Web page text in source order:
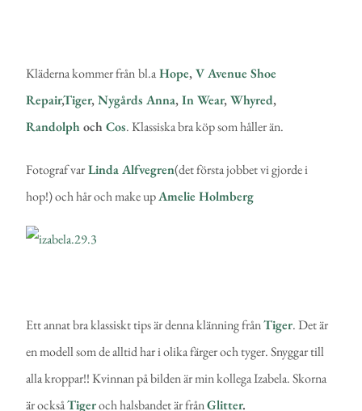
Kläderna kommer från bl.aHope,V Avenue Shoe
Repair,Tiger,Nygårds Anna,In Wear,Whyred,
RandolphochCos. Klassiska bra köp som håller än.
Fotograf varLinda Alfvegren(det första jobbet vi gjorde i
hop!) och hår och make upAmelie Holmberg
Ett annat bra klassiskt tips är denna klänning frånTiger. Det är
en modell som de alltid har i olika färger och tyger. Snyggar till
alla kroppar!! Kvinnan på bilden är min kollega Izabela. Skorna
är ocksåTigeroch halsbandet är frånGlitter.